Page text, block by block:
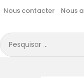
Nous contacter
Nous
Pesquisar
por: